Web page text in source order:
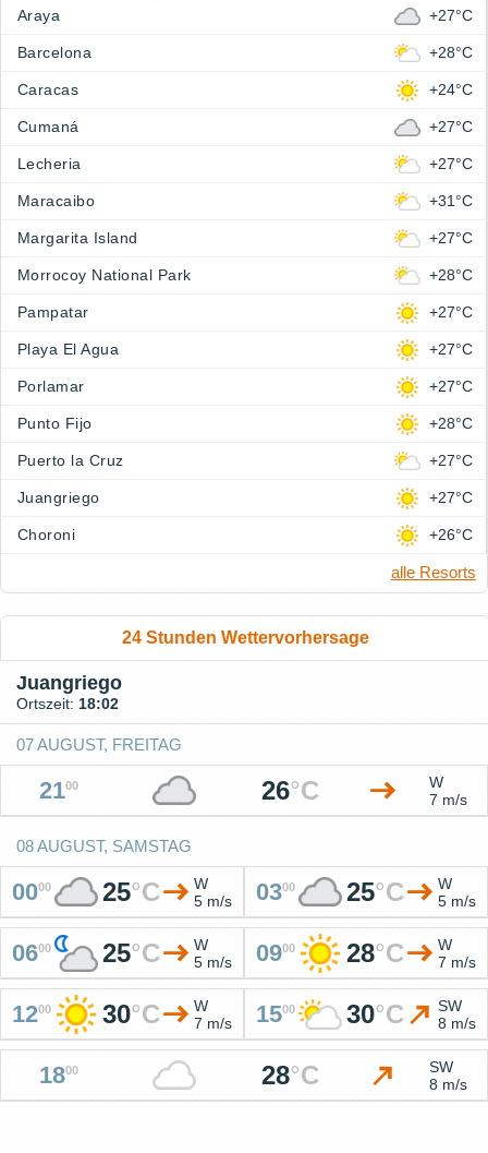
Araya +27°C
Barcelona +28°C
Caracas +24°C
Cumaná +27°C
Lecheria +27°C
Maracaibo +31°C
Margarita Island +27°C
Morrocoy National Park +28°C
Pampatar +27°C
Playa El Agua +27°C
Porlamar +27°C
Punto Fijo +28°C
Puerto la Cruz +27°C
Juangriego +27°C
Choroni +26°C
alle Resorts
24 Stunden Wettervorhersage
Juangriego
Ortszeit: 18:02
07 AUGUST, FREITAG
2100 26°C
W
7 m/s
08 AUGUST, SAMSTAG
0000 25°C
W
5 m/s
0300 25°C
W
5 m/s
0600 25°C
W
5 m/s
0900 28°C
W
7 m/s
1200 30°C
W
7 m/s
1500 30°C
SW
8 m/s
1800 28°C
SW
8 m/s